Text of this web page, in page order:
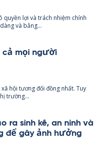
qu­yền lợi và trách nhiệm chính
và bằng...
cả mọi người
hội tương đối đồng nhất. Tuy
trường...
ra sinh kế, an ninh và
để gây ảnh hưởng